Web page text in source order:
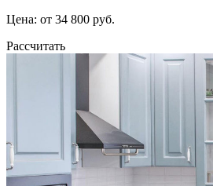
Цена: от 34 800 руб.
Рассчитать